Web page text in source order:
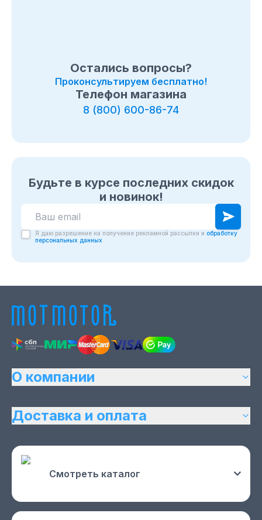
Остались вопросы?
Проконсультируем бесплатно!
Телефон магазина
8 (800) 600-86-74
Будьте в курсе последних скидок
и новинок!
Я даю разрешение на получение рекламной рассылки и обработку
персональных данных
О компании
Доставка и оплата
Смотреть каталог